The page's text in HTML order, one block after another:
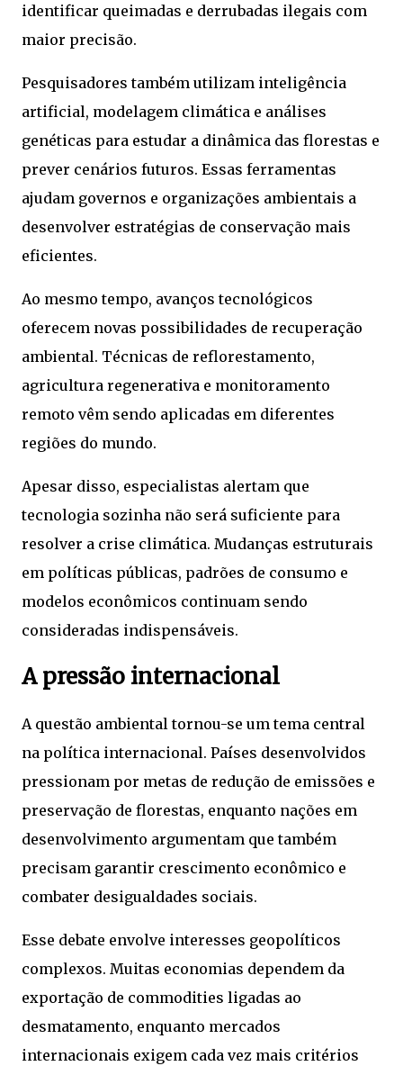
identificar queimadas e derrubadas ilegais com
maior precisão.
Pesquisadores também utilizam inteligência
artificial, modelagem climática e análises
genéticas para estudar a dinâmica das florestas e
prever cenários futuros. Essas ferramentas
ajudam governos e organizações ambientais a
desenvolver estratégias de conservação mais
eficientes.
Ao mesmo tempo, avanços tecnológicos
oferecem novas possibilidades de recuperação
ambiental. Técnicas de reflorestamento,
agricultura regenerativa e monitoramento
remoto vêm sendo aplicadas em diferentes
regiões do mundo.
Apesar disso, especialistas alertam que
tecnologia sozinha não será suficiente para
resolver a crise climática. Mudanças estruturais
em políticas públicas, padrões de consumo e
modelos econômicos continuam sendo
consideradas indispensáveis.
A pressão internacional
A questão ambiental tornou-se um tema central
na política internacional. Países desenvolvidos
pressionam por metas de redução de emissões e
preservação de florestas, enquanto nações em
desenvolvimento argumentam que também
precisam garantir crescimento econômico e
combater desigualdades sociais.
Esse debate envolve interesses geopolíticos
complexos. Muitas economias dependem da
exportação de commodities ligadas ao
desmatamento, enquanto mercados
internacionais exigem cada vez mais critérios